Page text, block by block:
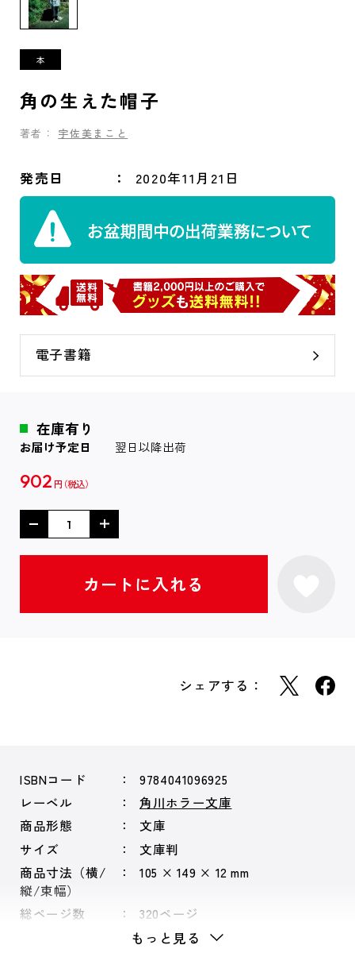
角の生えた帽子
著者： 宇佐美まこと
発売日 2020年11月21日
電子書籍
在庫有り
お届け予定日 翌日以降出荷
902 円
シェアする：
ISBNコード
9784041096925
レーベル
角川ホラー文庫
商品形態
文庫
サイズ
文庫判
商品寸法（横/
縦/束幅）
105 × 149 × 12 mm
総ページ数 320ページ
もっと見る